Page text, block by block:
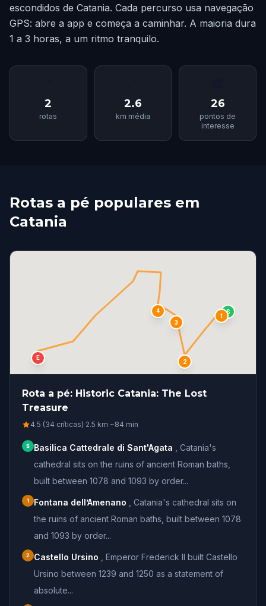
escondidos de Catania. Cada percurso usa navegação
GPS: abre a app e começa a caminhar. A maioria dura
1 a 3 horas, a um ritmo tranquilo.
2
rotas
2.6
km média
26
pontos de
interesse
Rotas a pé populares em
Catania
S
1
2
3
4
E
Rota a pé: Historic Catania: The Lost
Treasure
4.5 (34 críticas)·2.5 km·~84 min
S Basilica Cattedrale di Sant'Agata
Catania's
cathedral sits on the ruins of ancient Roman baths,
built between 1078 and 1093 by order...
1 Fontana dell’Amenano
Catania's cathedral sits on
the ruins of ancient Roman baths, built between 1078
and 1093 by order...
2 Castello Ursino
Emperor Frederick II built Castello
Ursino between 1239 and 1250 as a statement of
absolute...